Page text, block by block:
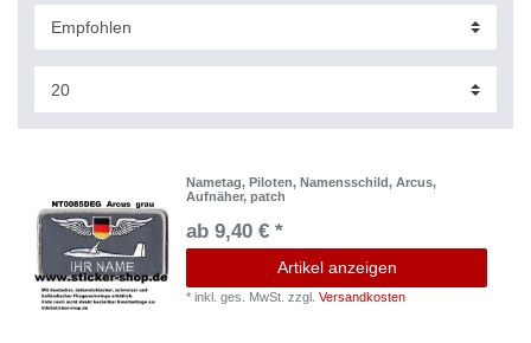
Nametag, Piloten, Namensschild, Arcus,
Aufnäher, patch
ab 9,40 € *
Artikel anzeigen
*inkl. ges. MwSt. zzgl.Versandkosten